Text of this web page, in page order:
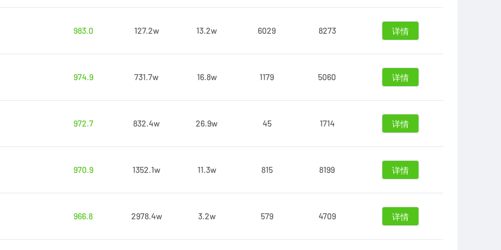
983.0
127.2w 13.2w 6029 8273 详情
974.9
731.7w 16.8w 1179 5060 详情
972.7
832.4w 26.9w 45 1714 详情
970.9
1352.1w 11.3w 815 8199 详情
966.8
2978.4w 3.2w 579 4709 详情